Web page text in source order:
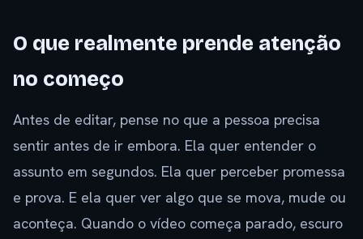
O que realmente prende atenção
no começo
Antes de editar, pense no que a pessoa precisa
sentir antes de ir embora. Ela quer entender o
assunto em segundos. Ela quer perceber promessa
e prova. E ela quer ver algo que se mova, mude ou
aconteça. Quando o vídeo começa parado, escuro